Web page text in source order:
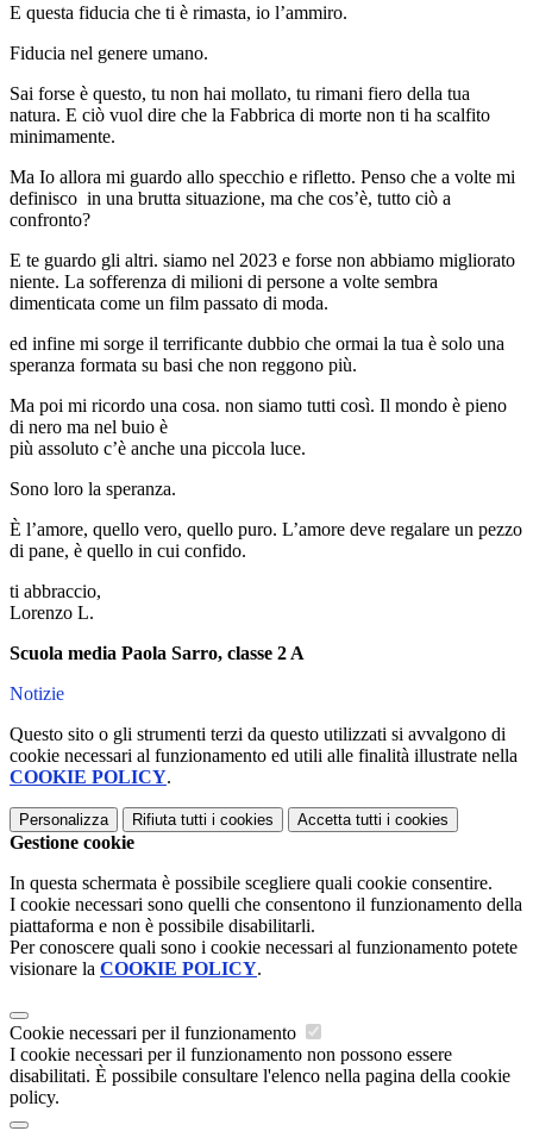
E questa fiducia che ti è rimasta, io l’ammiro.
Fiducia nel genere umano.
Sai forse è questo, tu non hai mollato, tu rimani fiero della tua
natura. E ciò vuol dire che la Fabbrica di morte non ti ha scalfito
minimamente.
Ma Io allora mi guardo allo specchio e rifletto. Penso che a volte mi
definisco in una brutta situazione, ma che cos’è, tutto ciò a
confronto?
E te guardo gli altri. siamo nel 2023 e forse non abbiamo migliorato
niente. La sofferenza di milioni di persone a volte sembra
dimenticata come un film passato di moda.
ed infine mi sorge il terrificante dubbio che ormai la tua è solo una
speranza formata su basi che non reggono più.
Ma poi mi ricordo una cosa. non siamo tutti così. Il mondo è pieno
di nero ma nel buio è
più assoluto c’è anche una piccola luce.
Sono loro la speranza.
È l’amore, quello vero, quello puro. L’amore deve regalare un pezzo
di pane, è quello in cui confido.
ti abbraccio,
Lorenzo L.
Scuola media Paola Sarro, classe 2 A
Notizie
Questo sito o gli strumenti terzi da questo utilizzati si avvalgono di
cookie necessari al funzionamento ed utili alle finalità illustrate nella
COOKIE POLICY.
Personalizza Rifiuta tutti i cookies Accetta tutti i cookies
Gestione cookie
In questa schermata è possibile scegliere quali cookie consentire.
I cookie necessari sono quelli che consentono il funzionamento della
piattaforma e non è possibile disabilitarli.
Per conoscere quali sono i cookie necessari al funzionamento potete
visionare la COOKIE POLICY.
Cookie necessari per il funzionamento
I cookie necessari per il funzionamento non possono essere
disabilitati. È possibile consultare l'elenco nella pagina della cookie
policy.